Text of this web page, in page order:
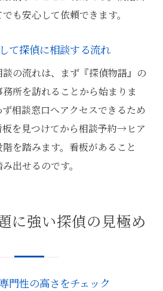
も安心して依頼できます。
て探偵に相談する流れ
の流れは、まず『探偵物語』の
所を訪れることから始まりま
相談窓口へアクセスできるため
を見つけてから相談予約→ヒア
を踏みます。看板があること
出せるのです。
に強い探偵の見極め
門性の高さをチェック